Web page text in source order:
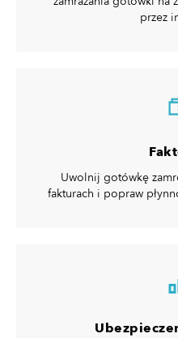
przez
Uwolnij gotówkę
fakturach i popraw